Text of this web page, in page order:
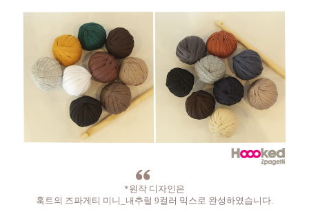
*원작 디자인은
훅트의 즈파게티 미니_내추럴 9컬러 믹스로 완성하였습니다.